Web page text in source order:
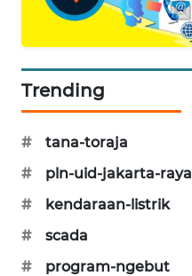
Trending
#
tana-toraja
#
pln-uid-jakarta-raya
#
kendaraan-listrik
#
scada
#
program-ngebut
SONYA
NEWS